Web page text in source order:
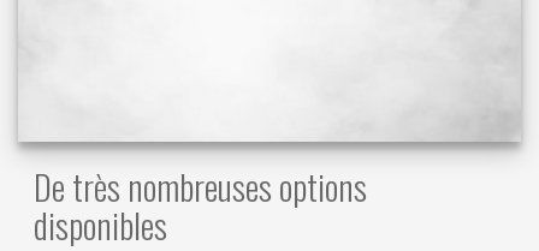
De très nombreuses options
disponibles